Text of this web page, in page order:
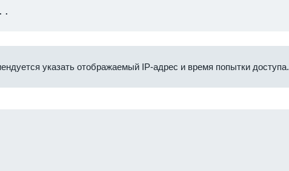
указать отображаемый IP-адрес и время попытки доступа.